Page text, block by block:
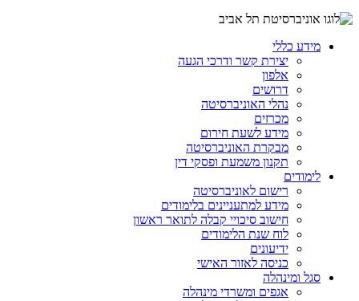
מידע כללי
יצירת קשר ודרכי הגעה
אלפון
דרושים
נהלי האוניברסיטה
מכרזים
מידע לשעת חירום
מבקרת האוניברסיטה
תקנון משמעת ופסקי דין
לימודים
רישום לאוניברסיטה
מידע למתעניינים בלימודים
חישוב סיכויי קבלה לתואר ראשון
לוח שנת הלימודים
ידיעונים
כניסה לאזור האישי
סגל ומינהלה
אגפים ומשרדי מינהלה